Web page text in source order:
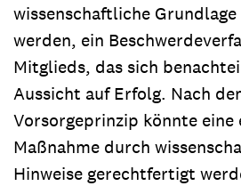
wissenschaftliche
werden, ein
Mitglieds, das sich
Aussicht auf Erfolg. Nach
Vorsorgeprinzip könnte eine
Maßnahme durch
Hinweise gerechtfertigt